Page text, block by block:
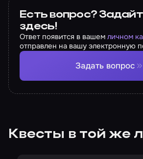
Есть вопрос?
здесь!
Ответ появится в вашемличном
отправлен на вашу электронную
Задать вопрос
Квесты в той же